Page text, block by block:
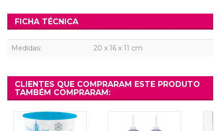
FICHA TÉCNICA
Medidas: 20 x 16 x 11 cm
CLIENTES QUE COMPRARAM ESTE PRODUTO
TAMBÉM COMPRARAM: